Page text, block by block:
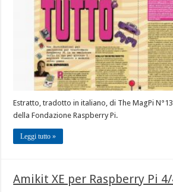
Estratto, tradotto in italiano, di The MagPi
della Fondazione Raspberry Pi.
Leggi tutto »
Amikit XE per Raspberry Pi